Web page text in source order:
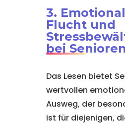
3.
Flucht und
bei Senioren
Das Lesen bietet
wertvollen
Ausweg, der
ist für diejenigen,